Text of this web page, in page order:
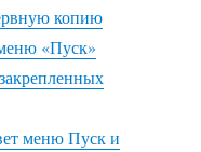
копию
«Пуск»
меню Пуск и